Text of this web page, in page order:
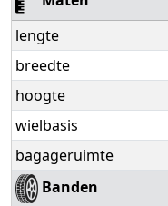
lengte
breedte
hoogte
wielbasis
bagageruimte
Banden